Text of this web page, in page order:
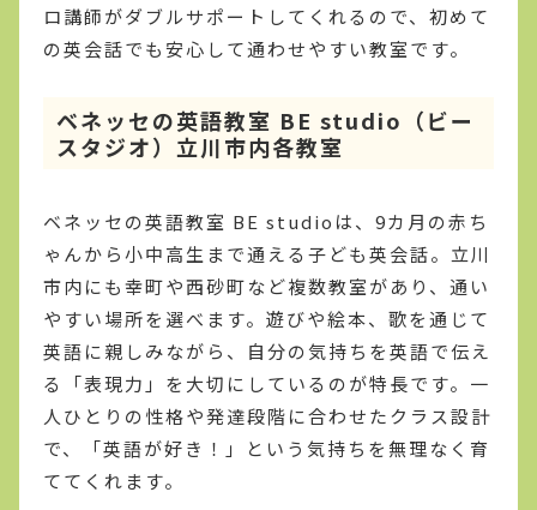
ロ講師がダブルサポートしてくれるので、初めて
の英会話でも安心して通わせやすい教室です。
ベネッセの英語教室 BE studio（ビー
スタジオ）立川市内各教室
ベネッセの英語教室 BE studioは、9カ月の赤ち
ゃんから小中高生まで通える子ども英会話。立川
市内にも幸町や西砂町など複数教室があり、通い
やすい場所を選べます。遊びや絵本、歌を通じて
英語に親しみながら、自分の気持ちを英語で伝え
る「表現力」を大切にしているのが特長です。一
人ひとりの性格や発達段階に合わせたクラス設計
で、「英語が好き！」という気持ちを無理なく育
ててくれます。